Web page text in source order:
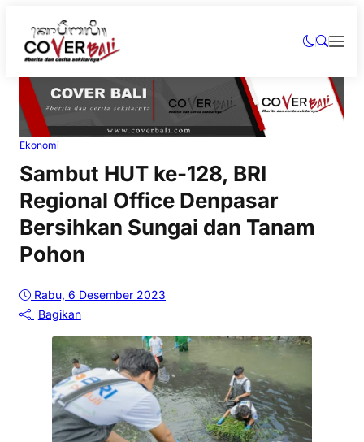
Ekonomi
Sambut HUT ke-128, BRI
Regional Office Denpasar
Bersihkan Sungai dan Tanam
Pohon
Rabu, 6 Desember 2023
Bagikan